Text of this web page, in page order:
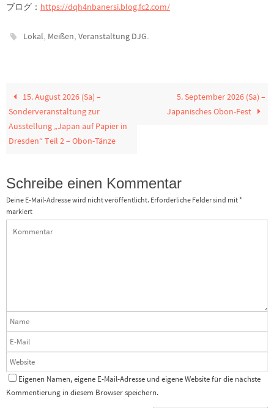
ブログ： https://dqh4nbanersi.blog.fc2.com/
Lokal, Meißen,Veranstaltung DJG.
15. August 2026 (Sa) –
Sonderveranstaltung zur
Ausstellung „Japan auf Papier in
Dresden“ Teil 2 – Obon-Tänze
5. September 2026 (Sa) –
Japanisches Obon-Fest
Schreibe einen Kommentar
Deine E-Mail-Adresse wird nicht veröffentlicht. Erforderliche Felder sind mit*
markiert
Eigenen Namen, eigene E-Mail-Adresse und eigene Website für die nächste
Kommentierung in diesem Browser speichern.